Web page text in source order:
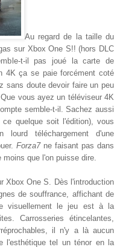
Au regard de la taille du
sur Xbox One S!! (hors DLC
t-il pas joué la carte de
4K ça se paie forcément coté
sans doute devoir faire un peu
vous ayez un téléviseur 4K
semble-t-il. Sachez aussi
quelque soit l'édition), vous
téléchargement d'une
Forza7ne faisant pas dans
que l'on puisse dire.
Xbox One S. Dès l'introduction
de souffrance, affichant de
visuellement le jeu est à la
Carrosseries étincelantes,
il n'y a là aucun
l'esthétique tel un ténor en la